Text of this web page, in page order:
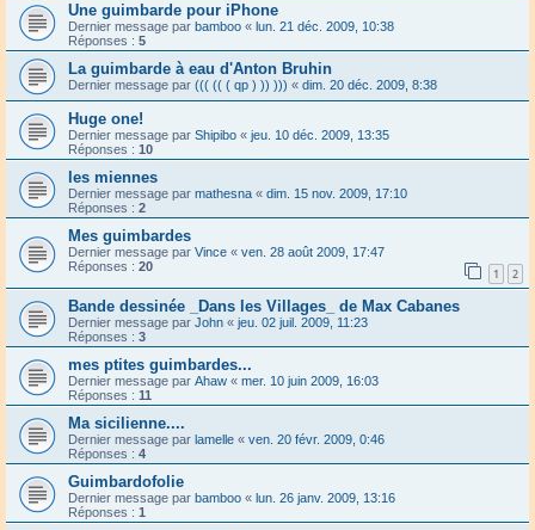
Une guimbarde pour iPhone
Dernier message par bamboo « lun. 21 déc. 2009, 10:38
Réponses : 5
La guimbarde à eau d'Anton Bruhin
Dernier message par ((( (( ( qp ) )) ))) « dim. 20 déc. 2009, 8:38
Huge one!
Dernier message par Shipibo « jeu. 10 déc. 2009, 13:35
Réponses : 10
les miennes
Dernier message par mathesna « dim. 15 nov. 2009, 17:10
Réponses : 2
Mes guimbardes
Dernier message par Vince « ven. 28 août 2009, 17:47
Réponses : 20 1 2
Bande dessinée _Dans les Villages_ de Max Cabanes
Dernier message par John « jeu. 02 juil. 2009, 11:23
Réponses : 3
mes ptites guimbardes...
Dernier message par Ahaw « mer. 10 juin 2009, 16:03
Réponses : 11
Ma sicilienne....
Dernier message par lamelle « ven. 20 févr. 2009, 0:46
Réponses : 4
Guimbardofolie
Dernier message par bamboo « lun. 26 janv. 2009, 13:16
Réponses : 1